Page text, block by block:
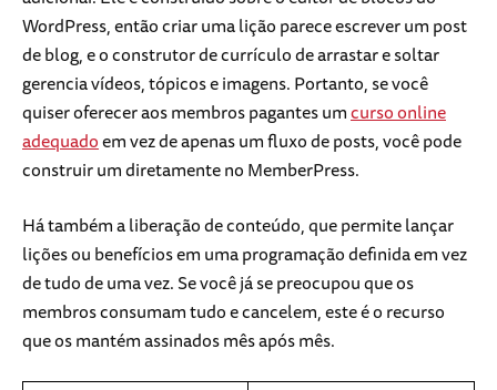
WordPress, então criar uma lição parece escrever um post
de blog, e o construtor de currículo de arrastar e soltar
gerencia vídeos, tópicos e imagens. Portanto, se você
quiser oferecer aos membros pagantes umcurso online
adequadoem vez de apenas um fluxo de posts, você pode
construir um diretamente no MemberPress.
Há também a liberação de conteúdo, que permite lançar
lições ou benefícios em uma programação definida em vez
de tudo de uma vez. Se você já se preocupou que os
membros consumam tudo e cancelem, este é o recurso
que os mantém assinados mês após mês.